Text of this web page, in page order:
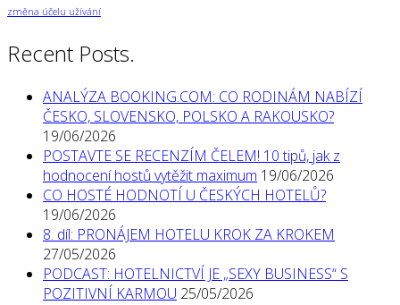
změna účelu užívání
Recent Posts.
ANALÝZA BOOKING.COM: CO RODINÁM NABÍZÍ
ČESKO, SLOVENSKO, POLSKO A RAKOUSKO?
19/06/2026
POSTAVTE SE RECENZÍM ČELEM! 10 tipů, jak z
hodnocení hostů vytěžit maximum 19/06/2026
CO HOSTÉ HODNOTÍ U ČESKÝCH HOTELŮ?
19/06/2026
8. díl: PRONÁJEM HOTELU KROK ZA KROKEM
27/05/2026
PODCAST: HOTELNICTVÍ JE „SEXY BUSINESS“ S
POZITIVNÍ KARMOU 25/05/2026